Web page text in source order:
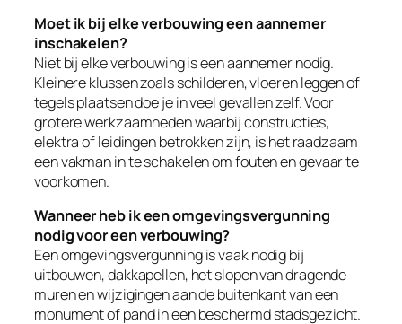
Moet ik bij elke verbouwing een aannemer
inschakelen?
Niet bij elke verbouwing is een aannemer nodig.
Kleinere klussen zoals schilderen, vloeren leggen of
tegels plaatsen doe je in veel gevallen zelf. Voor
grotere werkzaamheden waarbij constructies,
elektra of leidingen betrokken zijn, is het raadzaam
een vakman in te schakelen om fouten en gevaar te
voorkomen.
Wanneer heb ik een omgevingsvergunning
nodig voor een verbouwing?
Een omgevingsvergunning is vaak nodig bij
uitbouwen, dakkapellen, het slopen van dragende
muren en wijzigingen aan de buitenkant van een
monument of pand in een beschermd stadsgezicht.